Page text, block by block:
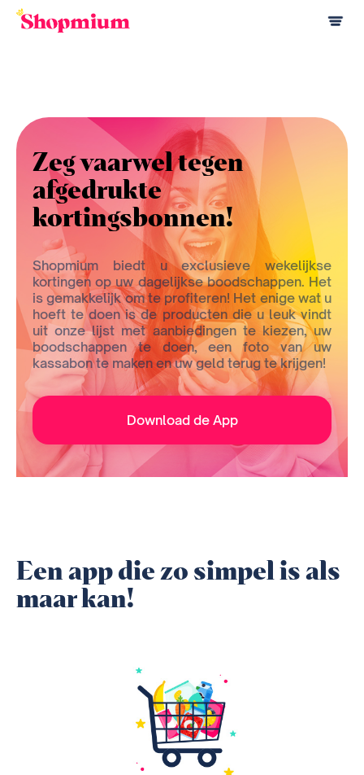
Zeg vaarwel tegen
afgedrukte
kortingsbonnen!
Shopmium biedt u exclusieve wekelijkse
kortingen op uw dagelijkse boodschappen. Het
is gemakkelijk om te profiteren! Het enige wat u
hoeft te doen is de producten die u leuk vindt
uit onze lijst met aanbiedingen te kiezen, uw
boodschappen te doen, een foto van uw
kassabon te maken en uw geld terug te krijgen!
Download de App
Een app die zo simpel is als
maar kan!